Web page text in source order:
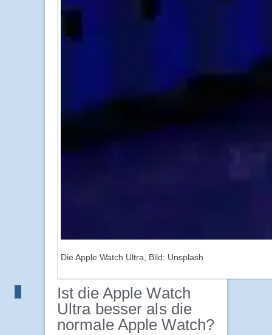
Die Apple Watch Ultra, Bild: Unsplash
Ist die Apple Watch
Ultra besser als die
normale Apple Watch?